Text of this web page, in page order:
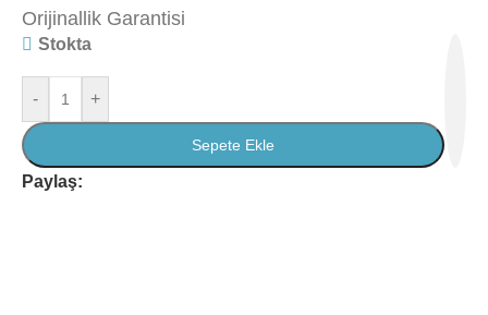
Orijinallik Garantisi
Stokta
- +
Sepete Ekle
Paylaş: